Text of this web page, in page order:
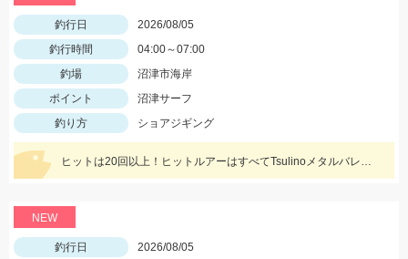
釣行日
2026/08/05
釣行時間
04:00～07:00
釣場
沼津市海岸
ポイント
沼津サーフ
釣り方
ショアジギング
ヒットは20回以上！ヒットルアーはすべてTsulinoメタルバレットスナイパー40ｇでした。
NEW
釣行日
2026/08/05